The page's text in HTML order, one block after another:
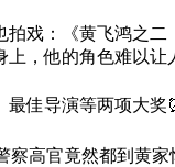
：《黄飞鸿之二
，他的角色难以
佳导演等两项大
官竟然都到黄家